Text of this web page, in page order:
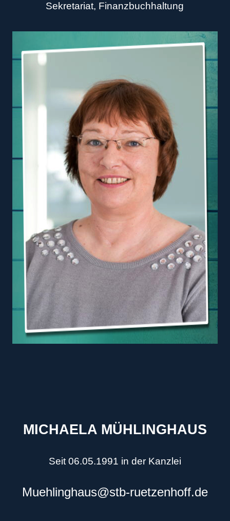
Sekretariat, Finanzbuchhaltung
MICHAELA MÜHLINGHAUS
Seit 06.05.1991 in der Kanzlei
Muehlinghaus@stb-ruetzenhoff.de